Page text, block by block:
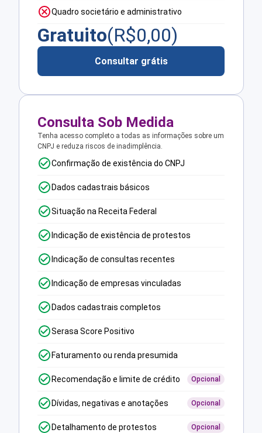
Quadro societário e administrativo
Gratuito(R$0,00)
Consultar grátis
Consulta Sob Medida
Tenha acesso completo a todas as informações sobre um
CNPJ e reduza riscos de inadimplência.
Confirmação de existência do CNPJ
Dados cadastrais básicos
Situação na Receita Federal
Indicação de existência de protestos
Indicação de consultas recentes
Indicação de empresas vinculadas
Dados cadastrais completos
Serasa Score Positivo
Faturamento ou renda presumida
Recomendação e limite de crédito Opcional
Dívidas, negativas e anotações Opcional
Detalhamento de protestos Opcional